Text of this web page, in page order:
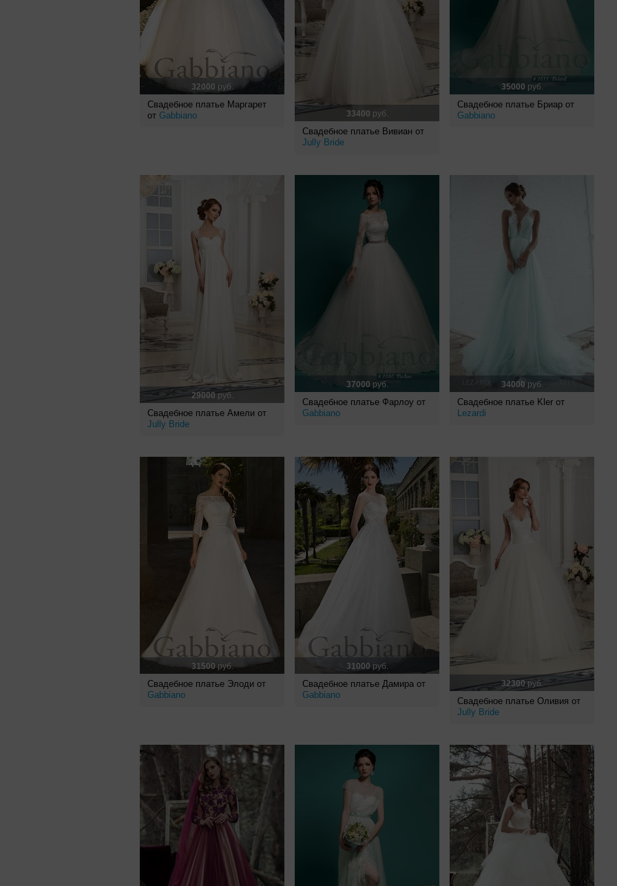
32000 руб.
Свадебное платье Маргарет
от Gabbiano 33400 руб.
Свадебное платье Вивиан от
Jully Bride
35000 руб.
Свадебное платье Бриар от
Gabbiano
29000руб.
Свадебное платье Амели от
Jully Bride
37000 руб.
Свадебное платье Фарлоу от
Gabbiano
34000 руб.
Свадебное платье Kler от
Lezardi
31500руб.
Свадебное платье Элоди от
Gabbiano
31000руб.
Свадебное платье Дамира от
Gabbiano
32300 руб.
Свадебное платье Оливия от
Jully Bride